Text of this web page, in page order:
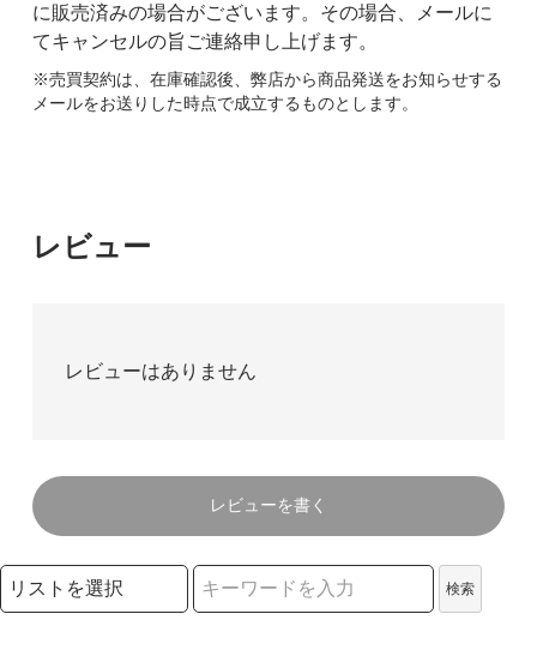
に販売済みの場合がございます。その場合、メールに
てキャンセルの旨ご連絡申し上げます。
※売買契約は、在庫確認後、弊店から商品発送をお知らせする
メールをお送りした時点で成立するものとします。
レビュー
レビューはありません
レビューを書く
検索リストの選択
検索